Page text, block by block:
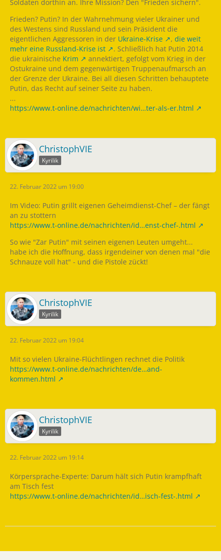
Soldaten dorthin an. Ihre Mission? Den "Frieden sichern".
Frieden? Putin? In der Wahrnehmung vieler Ukrainer und
des Westens sind Russland und sein Präsident die
eigentlichen Aggressoren in der Ukraine-Krise , die weit
mehr eine Russland-Krise ist
. Schließlich hat Putin 2014
die ukrainische Krim
annektiert, gefolgt vom Krieg in der
Ostukraine und dem gegenwärtigen Truppenaufmarsch an
der Grenze der Ukraine. Bei all diesen Schritten behauptete
Putin, das Recht auf seiner Seite zu haben.
...
https://www.t-online.de/nachrichten/wi…ter-als-er.html
ChristophVIE
Kyrilik
22. Februar 2022 um 19:00
Im Video: Putin grillt eigenen Geheimdienst-Chef – der fängt
an zu stottern
https://www.t-online.de/nachrichten/id…enst-chef-.html
So wie "Zar Putin" mit seinen eigenen Leuten umgeht...
habe ich die Hoffnung, dass irgendeiner von denen mal "die
Schnauze voll hat" - und die Pistole zückt!
ChristophVIE
Kyrilik
22. Februar 2022 um 19:04
Mit so vielen Ukraine-Flüchtlingen rechnet die Politik
https://www.t-online.de/nachrichten/de…and-
kommen.html
ChristophVIE
Kyrilik
22. Februar 2022 um 19:14
Körpersprache-Experte: Darum hält sich Putin krampfhaft
am Tisch fest
https://www.t-online.de/nachrichten/id…isch-fest-.html